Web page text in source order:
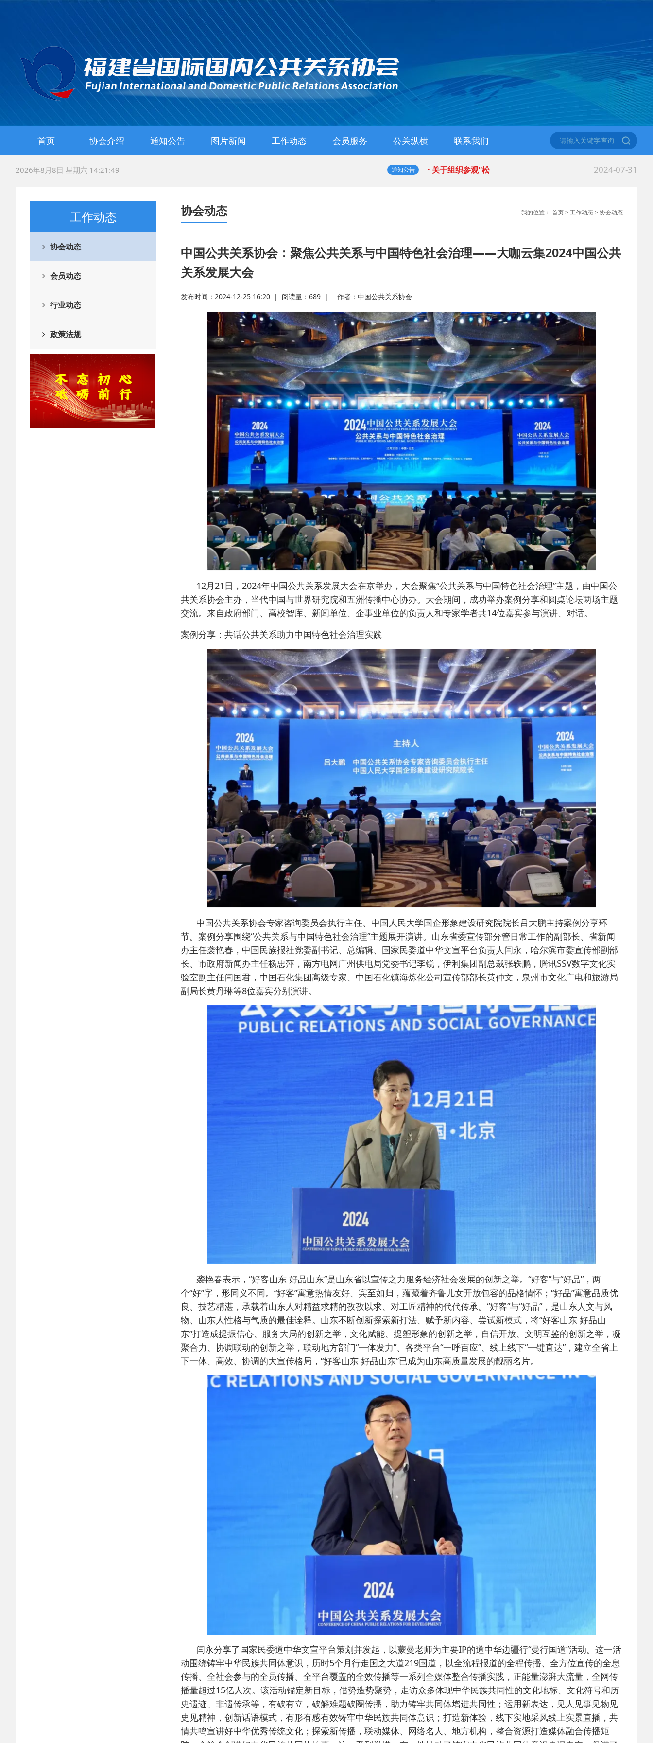
首页 协会介绍 通知公告 图片新闻 工作动态 会员服务 公关纵横 联系我们
2026年8月8日 星期六 14:21:51 通知公告 · 关于组织参观“松 2024-07-31
工作动态
协会动态
会员动态
行业动态
政策法规
协会动态 我的位置： 首页> 工作动态> 协会动态
中国公共关系协会：聚焦公共关系与中国特色社会治理——大咖云集2024中国公共
关系发展大会
发布时间：2024-12-25 16:20 | 阅读量： 689 | 作者： 中国公共关系协会
12月21日，2024年中国公共关系发展大会在京举办，大会聚焦“公共关系与中国特色社会治理”主题，由中国公
共关系协会主办，当代中国与世界研究院和五洲传播中心协办。大会期间，成功举办案例分享和圆桌论坛两场主题
交流。来自政府部门、高校智库、新闻单位、企事业单位的负责人和专家学者共14位嘉宾参与演讲、对话。
案例分享：共话公共关系助力中国特色社会治理实践
中国公共关系协会专家咨询委员会执行主任、中国人民大学国企形象建设研究院院长吕大鹏主持案例分享环
节。案例分享围绕“公共关系与中国特色社会治理”主题展开演讲。山东省委宣传部分管日常工作的副部长、省新闻
办主任袭艳春，中国民族报社党委副书记、总编辑、国家民委道中华文宣平台负责人闫永，哈尔滨市委宣传部副部
长、市政府新闻办主任杨忠萍，南方电网广州供电局党委书记李锐，伊利集团副总裁张轶鹏，腾讯SSV数字文化实
验室副主任闫国君，中国石化集团高级专家、中国石化镇海炼化公司宣传部部长黄仲文，泉州市文化广电和旅游局
副局长黄丹琳等8位嘉宾分别演讲。
袭艳春表示，“好客山东 好品山东”是山东省以宣传之力服务经济社会发展的创新之举。“好客”与“好品”，两
个“好”字，形同义不同。“好客”寓意热情友好、宾至如归，蕴藏着齐鲁儿女开放包容的品格情怀；“好品”寓意品质优
良、技艺精湛，承载着山东人对精益求精的孜孜以求、对工匠精神的代代传承。“好客”与“好品”，是山东人文与风
物、山东人性格与气质的最佳诠释。山东不断创新探索新打法、赋予新内容、尝试新模式，将“好客山东 好品山
东”打造成提振信心、服务大局的创新之举，文化赋能、提塑形象的创新之举，自信开放、文明互鉴的创新之举，凝
聚合力、协调联动的创新之举，联动地方部门“一体发力”、各类平台“一呼百应”、线上线下“一键直达”，建立全省上
下一体、高效、协调的大宣传格局，“好客山东 好品山东”已成为山东高质量发展的靓丽名片。
闫永分享了国家民委道中华文宣平台策划并发起，以蒙曼老师为主要IP的道中华边疆行“曼行国道”活动。这一活
动围绕铸牢中华民族共同体意识，历时5个月行走国之大道219国道，以全流程报道的全程传播、全方位宣传的全息
传播、全社会参与的全员传播、全平台覆盖的全效传播等一系列全媒体整合传播实践，正能量澎湃大流量，全网传
播量超过15亿人次。该活动锚定新目标，借势造势聚势，走访众多体现中华民族共同性的文化地标、文化符号和历
史遗迹、非遗传承等，有破有立，破解难题破圈传播，助力铸牢共同体增进共同性；运用新表达，见人见事见物见
史见精神，创新话语模式，有形有感有效铸牢中华民族共同体意识；打造新体验，线下实地采风线上实景直播，共
情共鸣宣讲好中华优秀传统文化；探索新传播，联动媒体、网络名人、地方机构，整合资源打造媒体融合传播矩